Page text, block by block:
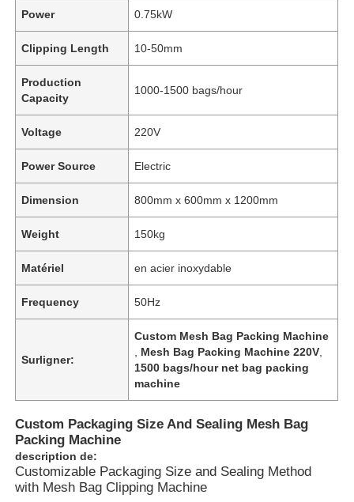
À la maison
Produits
Power 0.75kW
Clipping Length 10-50mm
Production
Capacity
1000-1500 bags/hour
Voltage 220V
Power Source Electric
Dimension 800mm x 600mm x 1200mm
Weight 150kg
Matériel en acier inoxydable
Frequency 50Hz
Surligner:
Custom Mesh Bag Packing Machine
Mesh Bag Packing Machine 220V
1500 bags/hour net bag packing
machine
Custom Packaging Size And Sealing Mesh Bag
Packing Machine
description de:
Customizable Packaging Size and Sealing Method
with Mesh Bag Clipping Machine